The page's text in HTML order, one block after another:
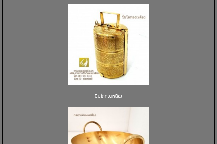
ปิ่นโตทองเหลือง